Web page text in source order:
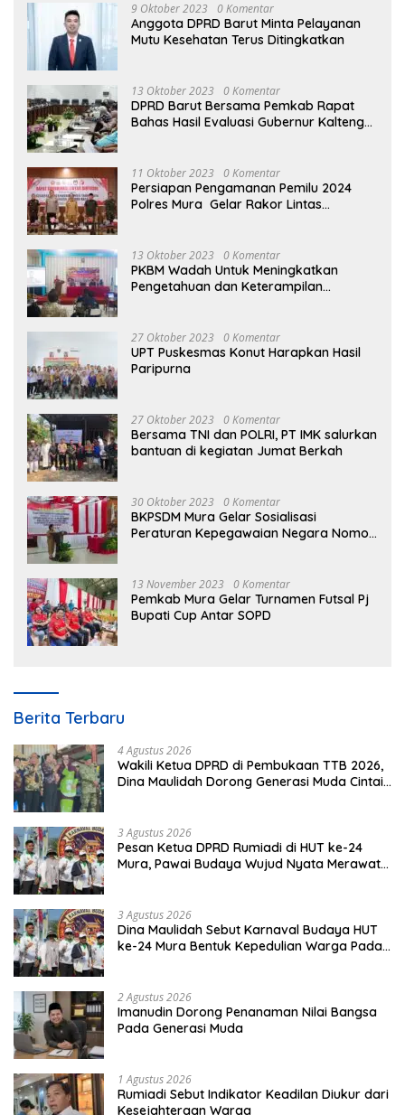
9 Oktober 2023 0 Komentar
Anggota DPRD Barut Minta Pelayanan
Mutu Kesehatan Terus Ditingkatkan
13 Oktober 2023 0 Komentar
DPRD Barut Bersama Pemkab Rapat
Bahas Hasil Evaluasi Gubernur Kalteng
11 Oktober 2023 0 Komentar
Persiapan Pengamanan Pemilu 2024
Polres Mura Gelar Rakor Lintas
13 Oktober 2023 0 Komentar
PKBM Wadah Untuk Meningkatkan
Pengetahuan dan Keterampilan
27 Oktober 2023 0 Komentar
UPT Puskesmas Konut Harapkan Hasil
Paripurna
27 Oktober 2023 0 Komentar
Bersama TNI dan POLRI, PT IMK salurkan
bantuan di kegiatan Jumat Berkah
30 Oktober 2023 0 Komentar
BKPSDM Mura Gelar Sosialisasi
Peraturan Kepegawaian Negara Nomor
13 November 2023 0 Komentar
Pemkab Mura Gelar Turnamen Futsal Pj
Bupati Cup Antar SOPD
Berita Terbaru
4 Agustus 2026
Wakili Ketua DPRD di Pembukaan TTB 2026,
Dina Maulidah Dorong Generasi Muda Cintai
3 Agustus 2026
Pesan Ketua DPRD Rumiadi di HUT ke-24
Mura, Pawai Budaya Wujud Nyata Merawat
3 Agustus 2026
Dina Maulidah Sebut Karnaval Budaya HUT
ke-24 Mura Bentuk Kepedulian Warga Pada
2 Agustus 2026
Imanudin Dorong Penanaman Nilai Bangsa
Pada Generasi Muda
1 Agustus 2026
Rumiadi Sebut Indikator Keadilan Diukur dari
Kesejahteraan Warga